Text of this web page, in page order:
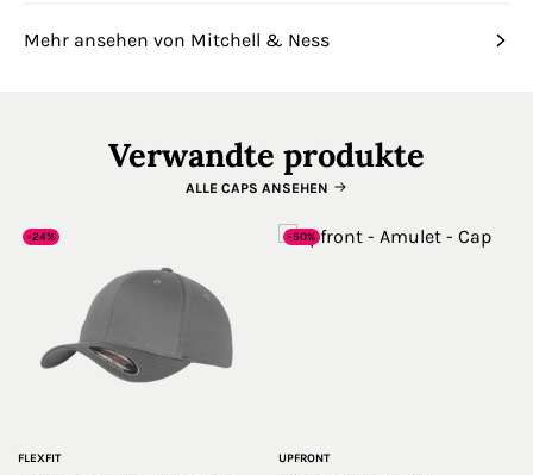
Mehr ansehen von Mitchell & Ness
Verwandte produkte
ALLE CAPS ANSEHEN
-24%
FLEXFIT
-50%
UPFRONT